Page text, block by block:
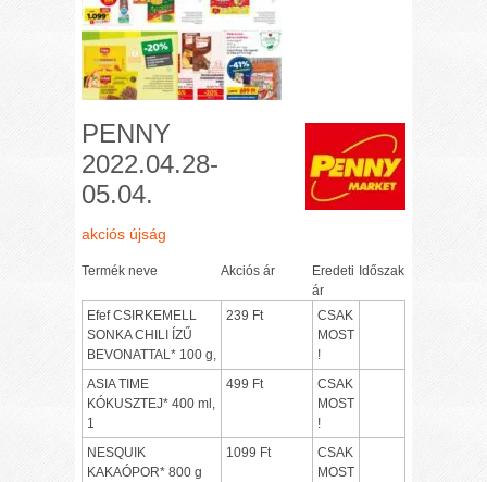
PENNY
2022.04.28-
05.04.
akciós újság
Termék neve Akciós ár
Eredeti
ár
Időszak
Efef CSIRKEMELL
SONKA CHILI ÍZŰ
BEVONATTAL* 100 g,
239 Ft
CSAK
MOST
!
ASIA TIME
KÓKUSZTEJ* 400 ml,
1
499 Ft
CSAK
MOST
!
NESQUIK
KAKAÓPOR* 800 g
1099 Ft
CSAK
MOST